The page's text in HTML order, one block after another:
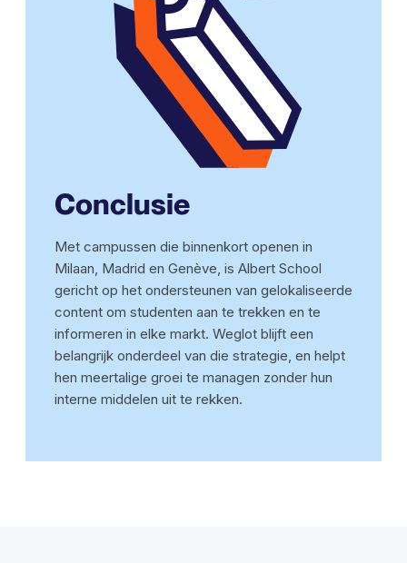
Conclusie
Met campussen die binnenkort openen in
Milaan, Madrid en Genève, is Albert School
gericht op het ondersteunen van gelokaliseerde
content om studenten aan te trekken en te
informeren in elke markt. Weglot blijft een
belangrijk onderdeel van die strategie, en helpt
hen meertalige groei te managen zonder hun
interne middelen uit te rekken.